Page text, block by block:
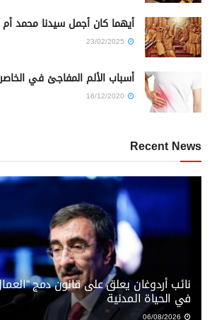
أيهما كان أجمل سيدنا محمد
أسباب الألم المفاجئ في
Recent News
نائب أردوغان يعلق على قانون دمج
في الحياة المدنية